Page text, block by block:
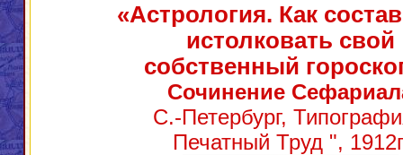
«Астрология. Как
истолковать свой
собственный
Сочинение
С.-Петербург,
Печатный Труд ",